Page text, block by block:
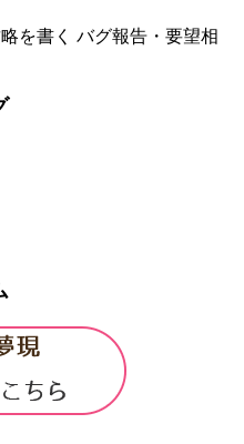
を書く バグ報告・要望相